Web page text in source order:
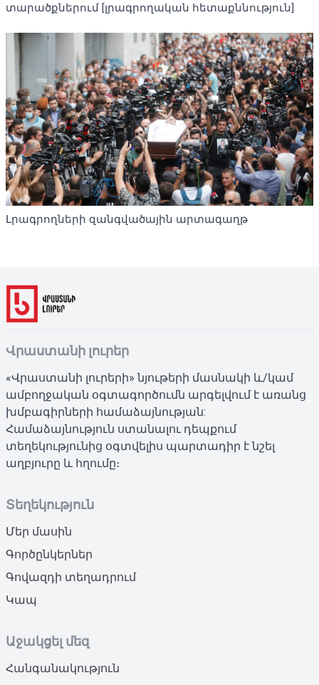
տարածքներում [լրագրողական հետաքննություն]
Լրագրողների զանգվածային արտագաղթ
Վրաստանի լուրեր
«Վրաստանի լուրերի» նյութերի մասնակի և/կամ
ամբողջական օգտագործումն արգելվում է առանց
խմբագիրների համաձայնության:
Համաձայնություն ստանալու դեպքում
տեղեկությունից օգտվելիս պարտադիր է նշել
աղբյուրը և հղումը։
Տեղեկություն
Մեր մասին
Գործընկերներ
Գովազդի տեղադրում
Կապ
Աջակցել մեզ
Հանգանակություն